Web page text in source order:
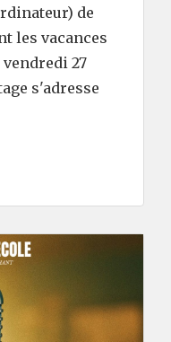
de
les vacances
27
s'adresse